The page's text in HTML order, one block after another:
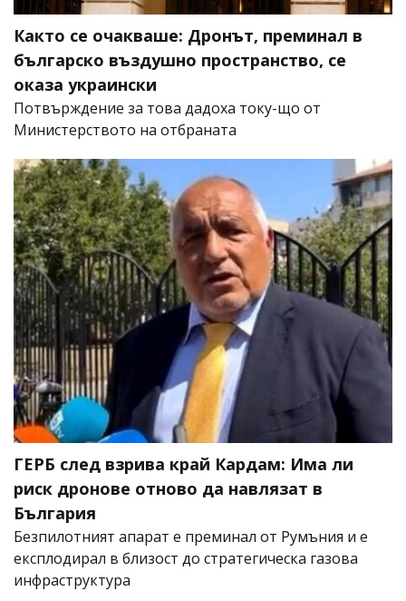
Както се очакваше: Дронът, преминал в
българско въздушно пространство, се
оказа украински
Потвърждение за това дадоха току-що от
Министерството на отбраната
ГЕРБ след взрива край Кардам: Има ли
риск дронове отново да навлязат в
България
Безпилотният апарат е преминал от Румъния и е
експлодирал в близост до стратегическа газова
инфраструктура